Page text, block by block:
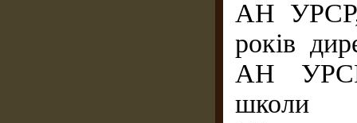
АН УРСР,
років
АН УРСР,
школи